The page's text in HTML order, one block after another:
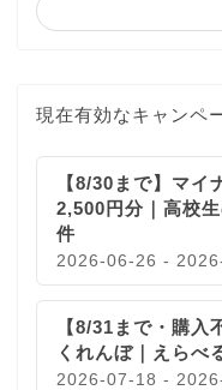
現在有効なキャンペ
【8/30まで】マイ
2,500円分｜高校
件
2026-06-26 -
【8/31まで・購
くれんぼ｜えらべ
2026-07-18 -